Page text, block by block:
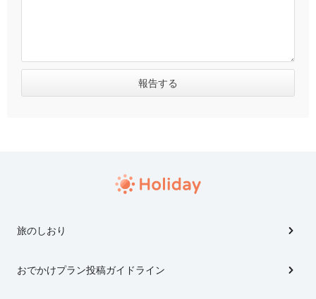
旅のしおり
おでかけプラン投稿ガイドライン